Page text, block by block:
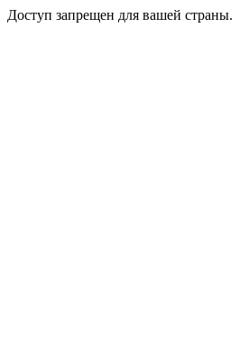
Доступ запрещен для вашей страны.